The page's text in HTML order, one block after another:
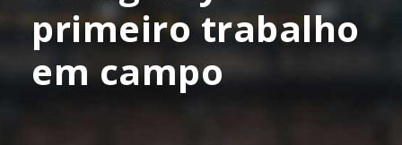
primeiro trabalho
em campo